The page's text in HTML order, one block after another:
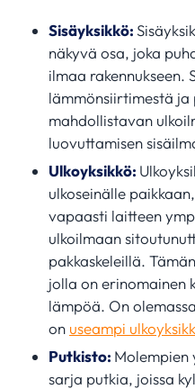
Sisäyksikkö:
näkyvä osa, joka
ilmaa rakennukseen.
lämmönsiirtimestä
mahdollistavan
luovuttamisen
Ulkoyksikkö:
ulkoseinälle
vapaasti laitteen
ulkoilmaan
pakkaskeleillä.
jolla on erinomainen
lämpöä. On
on useampi
Putkisto: Molempien
sarja putkia, joissa